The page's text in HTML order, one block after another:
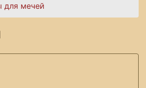
для мечей